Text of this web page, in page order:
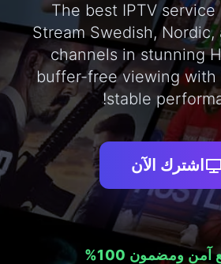
The best IPTV service
Stream Swedish, Nordic,
channels in stunning
buffer-free viewing with
stable
اشترك الآن
آمن ومضمون 100%